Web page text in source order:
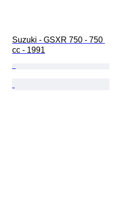
Suzuki - GSXR 750 - 750
cc - 1991